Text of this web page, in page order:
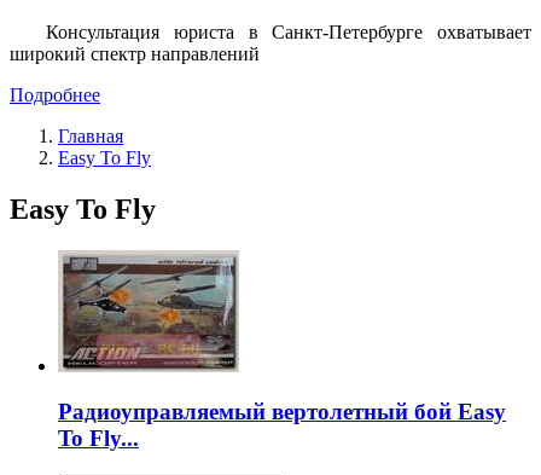
Консультация юриста в Санкт-Петербурге охватывает
широкий спектр направлений
Подробнее
Главная
Easy To Fly
Easy To Fly
Радиоуправляемый вертолетный бой Easy
To Fly...